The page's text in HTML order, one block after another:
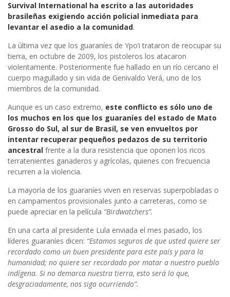
Survival International ha escrito a las autoridades
brasileñas exigiendo acción policial inmediata para
levantar el asedio a la comunidad.
La última vez que los guaraníes de Ypo’i trataron de reocupar su
tierra, en octubre de 2009, los pistoleros los atacaron
violentamente. Posteriormente fue hallado en un río cercano el
cuerpo magullado y sin vida de Genivaldo Verá, uno de los
miembros de la comunidad.
Aunque es un caso extremo, este conflicto es sólo uno de
los muchos en los que los guaraníes del estado de Mato
Grosso do Sul, al sur de Brasil, se ven envueltos por
intentar recuperar pequeños pedazos de su territorio
ancestral frente a la dura resistencia que oponen los ricos
terratenientes ganaderos y agrícolas, quienes con frecuencia
recurren a la violencia.
La mayoría de los guaraníes viven en reservas superpobladas o
en campamentos provisionales junto a carreteras, como se
puede apreciar en la película “Birdwatchers”.
En una carta al presidente Lula enviada el mes pasado, los
líderes guaraníes dicen: “Estamos seguros de que usted quiere ser
recordado como un buen presidente para este país y para la
humanidad; no quiere ser recordado por matar a nuestro pueblo
indígena. Si no demarca nuestra tierra, esto será lo que,
desgraciadamente, nos siga ocurriendo”.